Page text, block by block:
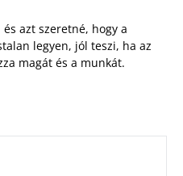
azt szeretné, hogy a
legyen, jól teszi, ha az
magát és a munkát.